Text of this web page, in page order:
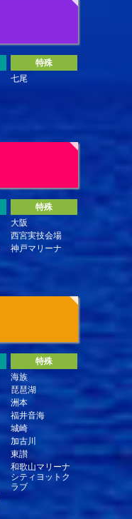
特殊
七尾
特殊
大阪
西宮実技会場
神戸マリーナ
特殊
海族
琵琶湖
洲本
福井音海
城崎
加古川
東讃
和歌山マリーナ
シティヨットク
ラブ